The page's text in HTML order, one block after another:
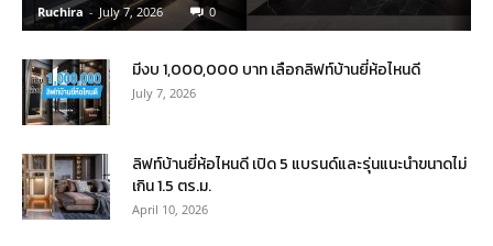
Ruchira - July 7, 2026 0
มีงบ 1,000,000 บาท เลือกลิฟท์บ้านยี่ห้อไหนดี
July 7, 2026
ลิฟท์บ้านยี่ห้อไหนดี เปิด 5 แบรนด์และรุ่นแนะนำขนาดไม่
เกิน 1.5 ตร.ม.
April 10, 2026